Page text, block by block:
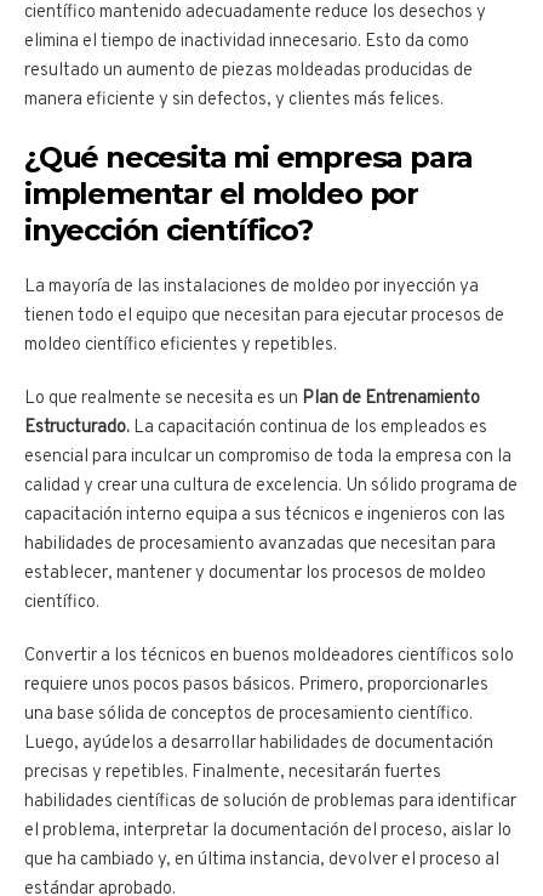
científico mantenido adecuadamente reduce los desechos y
elimina el tiempo de inactividad innecesario. Esto da como
resultado un aumento de piezas moldeadas producidas de
manera eficiente y sin defectos, y clientes más felices.
¿Qué necesita mi empresa para
implementar el moldeo por
inyección científico?
La mayoría de las instalaciones de moldeo por inyección ya
tienen todo el equipo que necesitan para ejecutar procesos de
moldeo científico eficientes y repetibles.
Lo que realmente se necesita es un Plan de Entrenamiento
Estructurado. La capacitación continua de los empleados es
esencial para inculcar un compromiso de toda la empresa con la
calidad y crear una cultura de excelencia. Un sólido programa de
capacitación interno equipa a sus técnicos e ingenieros con las
habilidades de procesamiento avanzadas que necesitan para
establecer, mantener y documentar los procesos de moldeo
científico.
Convertir a los técnicos en buenos moldeadores científicos solo
requiere unos pocos pasos básicos. Primero, proporcionarles
una base sólida de conceptos de procesamiento científico.
Luego, ayúdelos a desarrollar habilidades de documentación
precisas y repetibles. Finalmente, necesitarán fuertes
habilidades científicas de solución de problemas para identificar
el problema, interpretar la documentación del proceso, aislar lo
que ha cambiado y, en última instancia, devolver el proceso al
estándar aprobado.